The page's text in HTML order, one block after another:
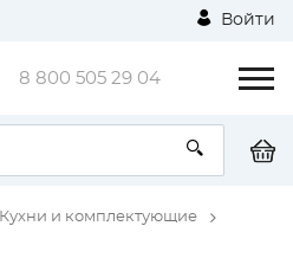
Войти
8 800 505 29 04
Кухни и комплектующие